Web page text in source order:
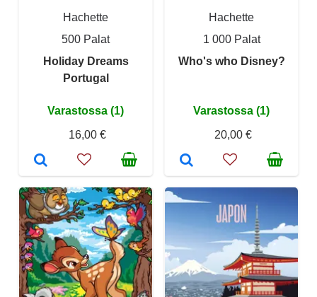
Hachette
500 Palat
Holiday Dreams
Portugal
Varastossa (1)
16,00 €
Hachette
1 000 Palat
Who's who Disney?
Varastossa (1)
20,00 €